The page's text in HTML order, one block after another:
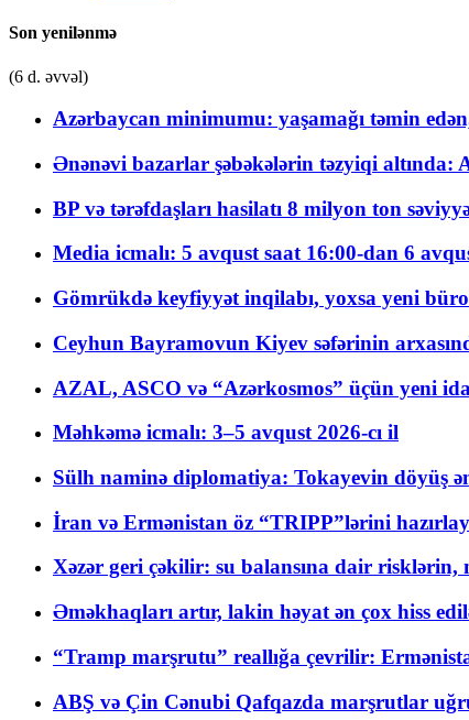
Son yenilənmə
(6 d. əvvəl)
Azərbaycan minimumu: yaşamağı təmin
Ənənəvi bazarlar şəbəkələrin təzyiqi altında:
BP və tərəfdaşları hasilatı 8 milyon ton
Media icmalı: 5 avqust saat 16:00-dan 6
Gömrükdə keyfiyyət inqilabı, yoxsa yeni
Ceyhun Bayramovun Kiyev səfərinin
AZAL, ASCO və “Azərkosmos” üçün yeni
Məhkəmə icmalı: 3–5 avqust 2026-cı il
Sülh naminə diplomatiya: Tokayevin döyüş
İran və Ermənistan öz “TRIPP”lərini
Xəzər geri çəkilir: su balansına dair
Əməkhaqları artır, lakin həyat ən çox hiss
“Tramp marşrutu” reallığa çevrilir:
ABŞ və Çin Cənubi Qafqazda marşrutlar